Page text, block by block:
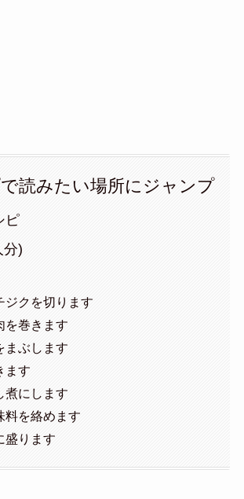
読みたい場所にジャンプ
ピ
分)
ジクを切ります
を巻きます
まぶします
ます
煮にします
料を絡めます
盛ります